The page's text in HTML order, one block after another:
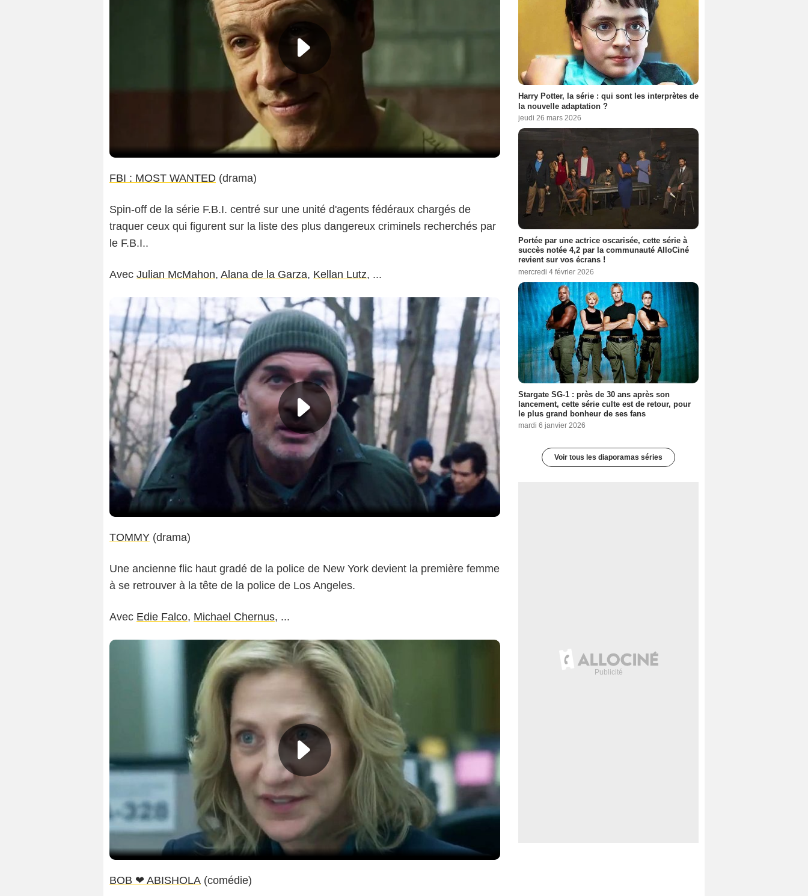
FBI : MOST WANTED (drama)
Spin-off de la série F.B.I. centré sur une unité d'agents fédéraux chargés de
traquer ceux qui figurent sur la liste des plus dangereux criminels recherchés par
le F.B.I..
Avec Julian McMahon, Alana de la Garza, Kellan Lutz, ...
TOMMY (drama)
Une ancienne flic haut gradé de la police de New York devient la première femme
à se retrouver à la tête de la police de Los Angeles.
Avec Edie Falco, Michael Chernus, ...
BOB ❤ ABISHOLA (comédie)
Harry Potter, la série : qui sont les interprètes de
la nouvelle adaptation ?
jeudi 26 mars 2026
Portée par une actrice oscarisée, cette série à
succès notée 4,2 par la communauté AlloCiné
revient sur vos écrans !
mercredi 4 février 2026
Stargate SG-1 : près de 30 ans après son
lancement, cette série culte est de retour, pour
le plus grand bonheur de ses fans
mardi 6 janvier 2026
Voir tous les diaporamas séries